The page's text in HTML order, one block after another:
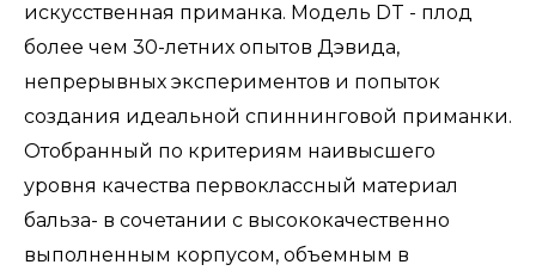
искусственная приманка. Модель DT - плод
более чем 30-летних опытов Дэвида,
непрерывных экспериментов и попыток
создания идеальной спиннинговой приманки.
Отобранный по критериям наивысшего
уровня качества первоклассный материал
бальза- в сочетании с высококачественно
выполненным корпусом, объемным в